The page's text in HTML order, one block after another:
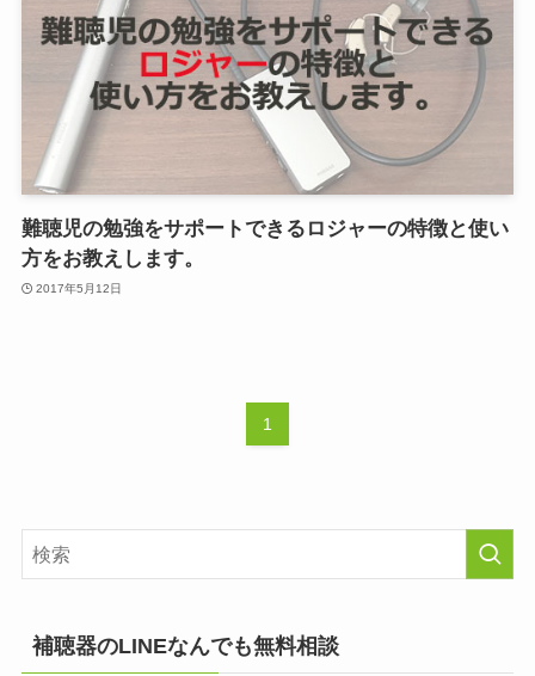
難聴児の勉強をサポートできるロジャーの特徴と使い
方をお教えします。
2017年5月12日
1
補聴器のLINEなんでも無料相談